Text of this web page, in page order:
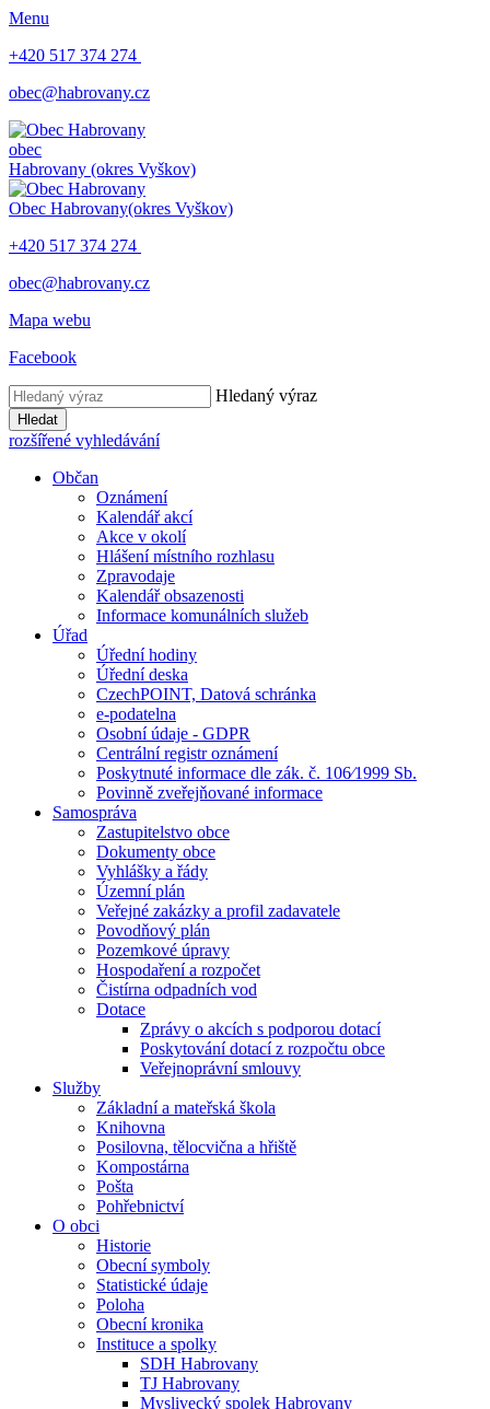
Menu
+420 517 374 274
obec@habrovany.cz
obec
Habrovany (okres Vyškov)
Obec Habrovany(okres Vyškov)
+420 517 374 274
obec@habrovany.cz
Mapa webu
Facebook
Hledaný výraz
Hledat
rozšířené vyhledávání
Občan
Oznámení
Kalendář akcí
Akce v okolí
Hlášení místního rozhlasu
Zpravodaje
Kalendář obsazenosti
Informace komunálních služeb
Úřad
Úřední hodiny
Úřední deska
CzechPOINT, Datová schránka
e-podatelna
Osobní údaje - GDPR
Centrální registr oznámení
Poskytnuté informace dle zák. č. 106⁄1999 Sb.
Povinně zveřejňované informace
Samospráva
Zastupitelstvo obce
Dokumenty obce
Vyhlášky a řády
Územní plán
Veřejné zakázky a profil zadavatele
Povodňový plán
Pozemkové úpravy
Hospodaření a rozpočet
Čistírna odpadních vod
Dotace
Zprávy o akcích s podporou dotací
Poskytování dotací z rozpočtu obce
Veřejnoprávní smlouvy
Služby
Základní a mateřská škola
Knihovna
Posilovna, tělocvična a hřiště
Kompostárna
Pošta
Pohřebnictví
O obci
Historie
Obecní symboly
Statistické údaje
Poloha
Obecní kronika
Instituce a spolky
SDH Habrovany
TJ Habrovany
Myslivecký spolek Habrovany